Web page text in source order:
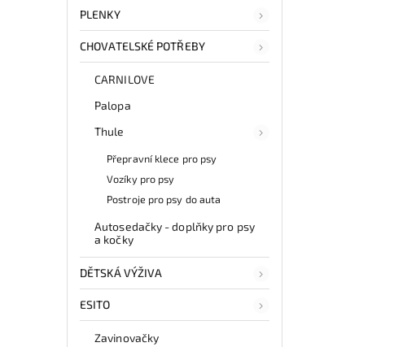
PLENKY
CHOVATELSKÉ POTŘEBY
CARNILOVE
Palopa
Thule
Přepravní klece pro psy
Vozíky pro psy
Postroje pro psy do auta
Autosedačky - doplňky pro psy
a kočky
DĚTSKÁ VÝŽIVA
ESITO
Zavinovačky